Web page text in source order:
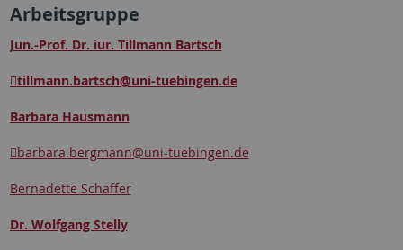
Arbeitsgruppe
Jun.-Prof. Dr. iur. Tillmann Bartsch
tillmann.bartsch@uni-tuebingen.de
Barbara Hausmann
barbara.bergmann@uni-tuebingen.de
Bernadette Schaffer
Dr. Wolfgang Stelly